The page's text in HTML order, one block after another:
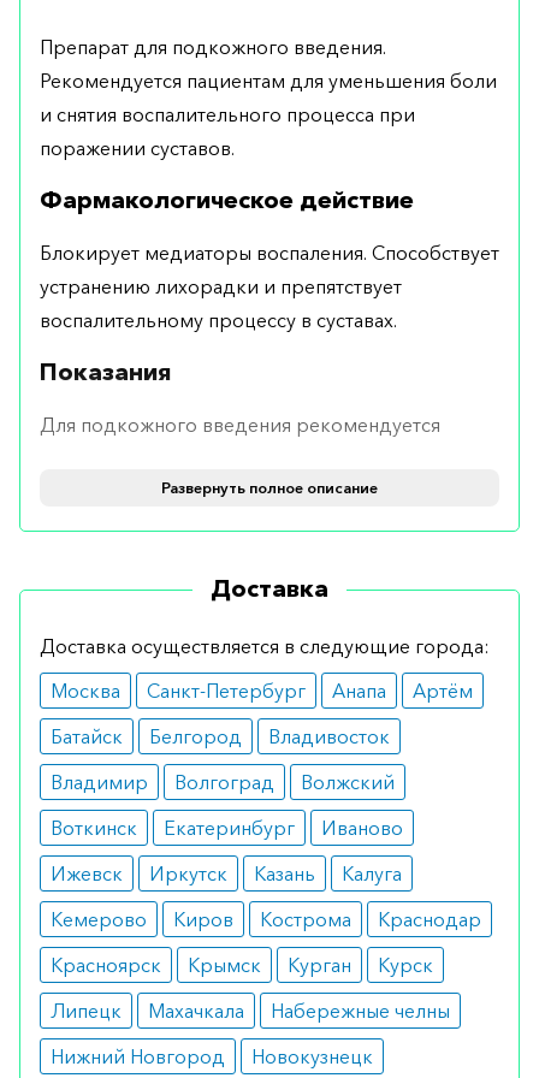
Препарат для подкожного введения.
Рекомендуется пациентам для уменьшения боли
и снятия воспалительного процесса при
поражении суставов.
Фармакологическое действие
Блокирует медиаторы воспаления. Способствует
устранению лихорадки и препятствует
воспалительному процессу в суставах.
Показания
Для подкожного введения рекомендуется
форме и системным идиопатическим артритом.
Лекарство эффективно устраняет острую
Противопоказания
Использовать могут все. Единственное
ограничение – аллергия на один из
составляющих. Лечение также нужно отложить
при острых инфекционных процессах.
Побочные эффекты
В целом переносится хорошо. Изредка
возможно появление головной боли и резких
перепадов настроения.
Режим дозирования
Вводится раствор подкожно. Минимальная
Развернуть полное описание
Доставка
Доставка осуществляется в следующие города:
Москва
Санкт-Петербург Анапа
Артём
Батайск
Белгород
Владивосток
Владимир
Волгоград
Волжский
Воткинск
Екатеринбург
Иваново
Ижевск
Иркутск Казань
Калуга
Кемерово
Киров Кострома
Краснодар
Красноярск
Крымск Курган
Курск
Липецк
Махачкала
Набережные челны
Нижний Новгород
Новокузнецк